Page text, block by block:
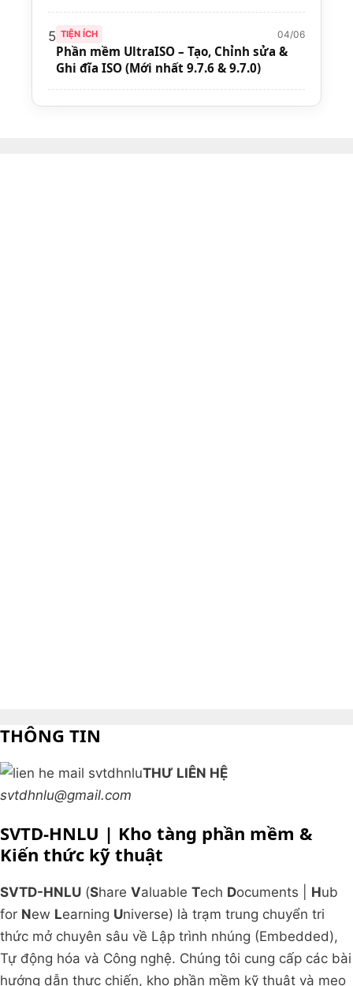
5 TIỆN ÍCH 04/06
Phần mềm UltraISO – Tạo, Chỉnh sửa &
Ghi đĩa ISO (Mới nhất 9.7.6 & 9.7.0)
THÔNG TIN
THƯ LIÊN HỆ
svtdhnlu@gmail.com
SVTD-HNLU | Kho tàng phần mềm &
Kiến thức kỹ thuật
SVTD-HNLU (Share Valuable Tech Documents | Hub
for New Learning Universe) là trạm trung chuyển tri
thức mở chuyên sâu về Lập trình nhúng (Embedded),
Tự động hóa và Công nghệ. Chúng tôi cung cấp các bài
hướng dẫn thực chiến, kho phần mềm kỹ thuật và mẹo